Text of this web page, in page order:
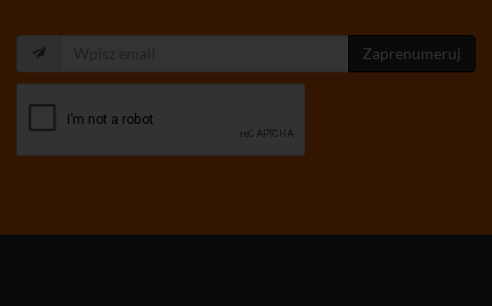
Zaprenumeruj